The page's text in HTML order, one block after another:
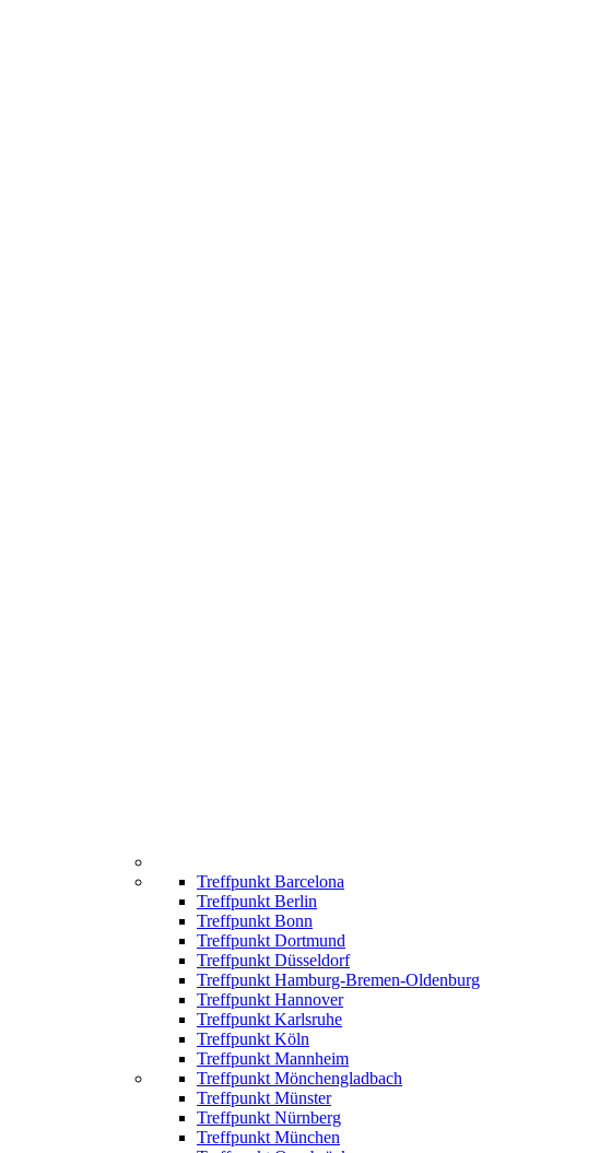
Treffpunkt Barcelona
Treffpunkt Berlin
Treffpunkt Bonn
Treffpunkt Dortmund
Treffpunkt Düsseldorf
Treffpunkt Hamburg-Bremen-Oldenburg
Treffpunkt Hannover
Treffpunkt Karlsruhe
Treffpunkt Köln
Treffpunkt Mannheim
Treffpunkt Mönchengladbach
Treffpunkt Münster
Treffpunkt Nürnberg
Treffpunkt München